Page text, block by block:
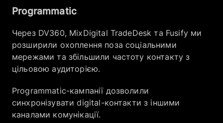
Programmatic
Через DV360, MixDigital TradeDesk та Fusify ми
розширили охоплення поза соціальними
мережами та збільшили частоту контакту з
цільовою аудиторією.
Programmatic-кампанії дозволили
синхронізувати digital-контакти з іншими
каналами комунікації.